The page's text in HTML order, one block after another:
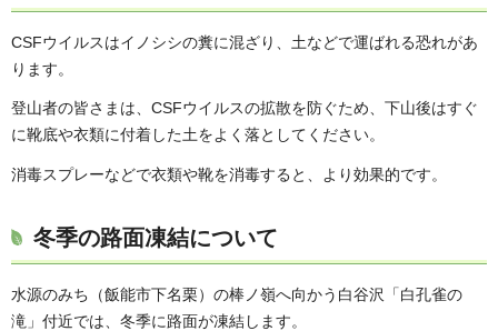
CSFウイルスはイノシシの糞に混ざり、土などで運ばれる恐れがあ
ります。
登山者の皆さまは、CSFウイルスの拡散を防ぐため、下山後はすぐ
に靴底や衣類に付着した土をよく落としてください。
消毒スプレーなどで衣類や靴を消毒すると、より効果的です。
冬季の路面凍結について
水源のみち（飯能市下名栗）の棒ノ嶺へ向かう白谷沢「白孔雀の
滝」付近では、冬季に路面が凍結します。